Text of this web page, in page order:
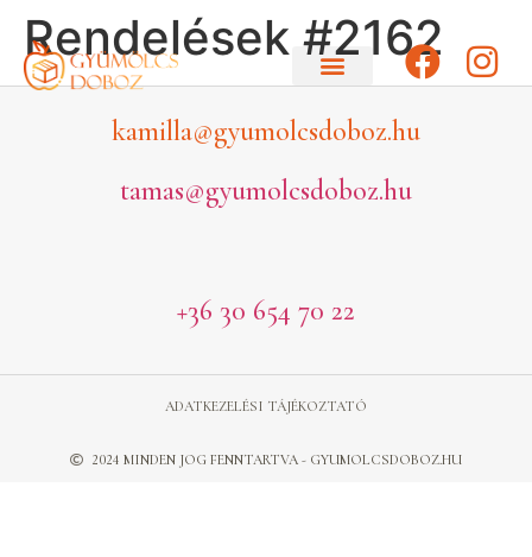
Rendelések #2162
kamilla@gyumolcsdoboz.hu
tamas@gyumolcsdoboz.hu
+36 30 654 70 22
2024 MINDEN JOG FENNTARTVA - GYUMOLCSDOBOZ.HU
ADATKEZELÉSI TÁJÉKOZTATÓ